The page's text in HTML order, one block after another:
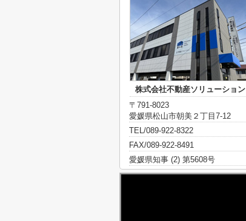
株式会社不動産ソリューション
〒791-8023
愛媛県松山市朝美２丁目7-12
TEL/089-922-8322
FAX/089-922-8491
愛媛県知事 (2) 第5608号